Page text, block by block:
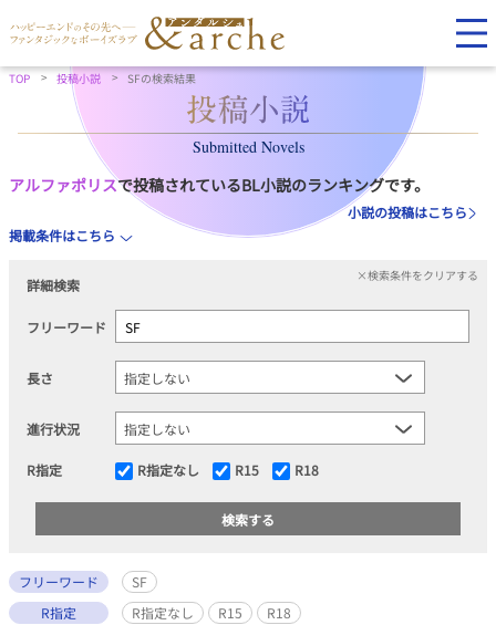
TOP 投稿小説 SFの検索結果
Submitted Novels
アルファポリスで投稿されているBL小説のランキングです。
小説の投稿はこちら
掲載条件はこちら
詳細検索
×検索条件をクリアする
フリーワード
長さ
進行状況
R指定 R指定なし R15 R18
フリーワード
SF
R指定
R指定なし R15 R18